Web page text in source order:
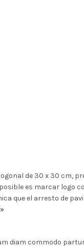
de 30 x 30 cm,
es marcar logo
que el arresto de
diam commodo